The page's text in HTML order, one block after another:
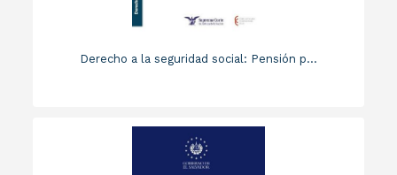
Derecho a la seguridad social: Pensión p...